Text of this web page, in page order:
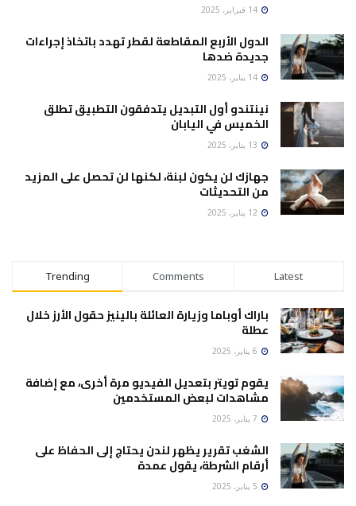
الدول الأربع المقاطعة لقطر تهدد باتخاذ إجراءات
جديدة ضدها
نينتندو أول التبديل يتدفقون التطبيق تطلق
الخميس في اليابان
جهازك لن يكون لبنة، لكنها لن تحصل على المزيد
من التحديثات
Trending Comments Latest
باراك أوباما وزيارة العائلة بالينيز حقول الأرز خلال
عطلة
يقوم تويتر بتعديل الفيديو مرة أخرى، مع إضافة
مشاهدات لبعض المستخدمين
الشغب تقرير يظهر لندن يحتاج إلى الحفاظ على
أرقام الشرطة، يقول عمدة